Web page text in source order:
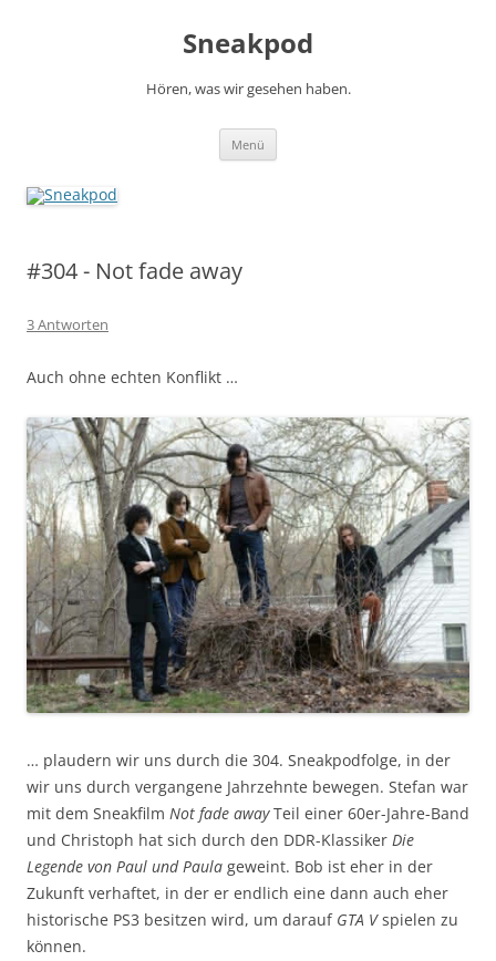
Sneakpod
Hören, was wir gesehen haben.
Menü
#304 - Not fade away
3 Antworten
Auch ohne echten Konflikt …
… plaudern wir uns durch die 304. Sneakpodfolge, in der
wir uns durch vergangene Jahrzehnte bewegen. Stefan war
mit dem Sneakfilm Not fade awayTeil einer 60er-Jahre-Band
und Christoph hat sich durch den DDR-Klassiker Die
Legende von Paul und Paula geweint. Bob ist eher in der
Zukunft verhaftet, in der er endlich eine dann auch eher
historische PS3 besitzen wird, um darauf GTA Vspielen zu
können.